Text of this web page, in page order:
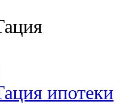
ипотеки